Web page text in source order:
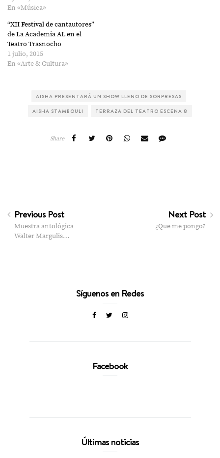
En «Música»
“XII Festival de cantautores”
de La Academia AL en el
Teatro Trasnocho
1 julio, 2015
En «Arte & Cultura»
AISHA PRESENTARÁ UN SHOW LLENO DE SORPRESAS
AISHA STAMBOULI TERRAZA DEL TEATRO ESCENA 8
Share
Previous Post
Muestra antológica
Walter Margulis…
Next Post
¿Que me pongo?
Síguenos en Redes
Facebook
Últimas noticias